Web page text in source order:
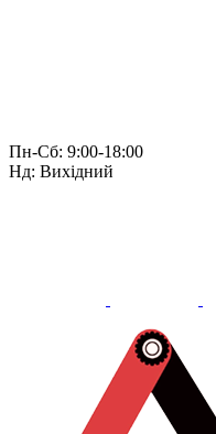
Пн-Сб: 9:00-18:00
Нд: Вихідний